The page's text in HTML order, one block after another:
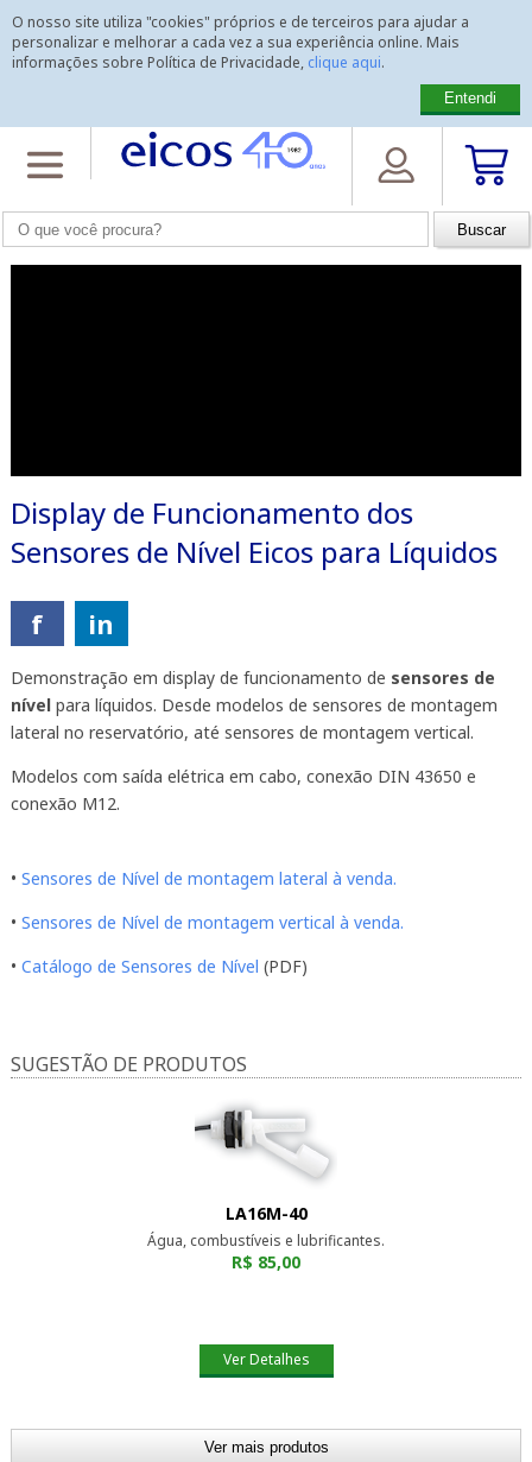
O nosso site utiliza "cookies" próprios e de terceiros para ajudar a
personalizar e melhorar a cada vez a sua experiência online. Mais
informações sobre Política de Privacidade, clique aqui.
Entendi
Home > Vídeos
Display de Funcionamento dos Sensores de Nível
Display de Funcionamento dos
Sensores de Nível Eicos para Líquidos
f in
Demonstração em display de funcionamento de sensores de
nívelpara líquidos. Desde modelos de sensores de montagem
lateral no reservatório, até sensores de montagem vertical.
Modelos com saída elétrica em cabo, conexão DIN 43650 e
conexão M12.
• Sensores de Nível de montagem lateral à venda.
• Sensores de Nível de montagem vertical à venda.
• Catálogo de Sensores de Nível (PDF)
SUGESTÃO DE PRODUTOS
LA16M-40
Água, combustíveis e lubrificantes.
R$ 85,00
Ver Detalhes
Ver mais produtos